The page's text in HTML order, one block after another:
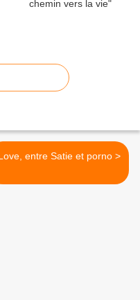
Love, entre Satie et porno >